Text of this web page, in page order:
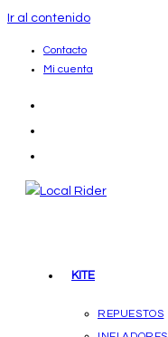
Ir al contenido
Contacto
Mi cuenta
KITE
REPUESTOS